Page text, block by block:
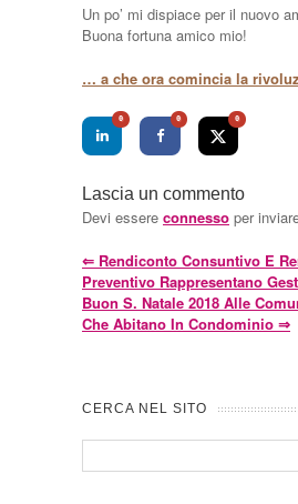
Un po’ mi dispiace per il nuovo
Buona fortuna amico mio!
… a che ora comincia la
0 0 0
Lascia un commento
Devi essere connesso per
⇐ Rendiconto Consuntivo E
Preventivo Rappresentano
Buon S. Natale 2018 Alle
Che Abitano In Condominio ⇒
CERCA NEL SITO